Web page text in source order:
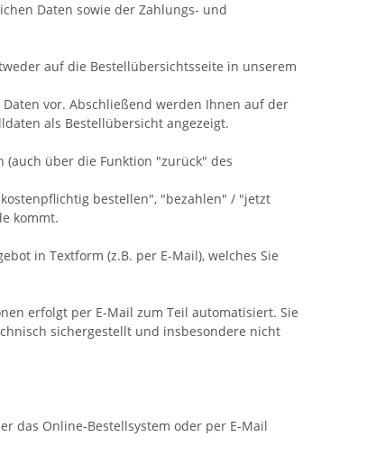
Daten sowie der Zahlungs- und
auf die Bestellübersichtsseite in unserem
vor. Abschließend werden Ihnen auf der
als Bestellübersicht angezeigt.
über die Funktion "zurück" des
bestellen", "bezahlen" / "jetzt
kommt.
in Textform (z.B. per E-Mail), welches Sie
erfolgt per E-Mail zum Teil automatisiert. Sie
sichergestellt und insbesondere nicht
das Online-Bestellsystem oder per E-Mail